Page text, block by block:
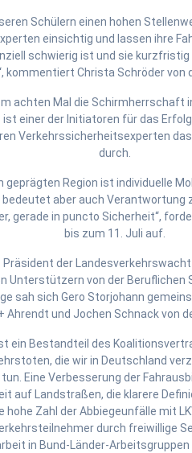
Schülern einen hohen
einsichtig und lassen ihre
schwierig ist und sie
kommentiert Christa Schröder von
achten Mal die Schirmherrschaft
einer der Initiatoren für das
Verkehrssicherheitsexperten
durch.
geprägten Region ist individuelle
bedeutet aber auch Verantwortung
gerade in puncto Sicherheit“,
bis zum 11. Juli auf.
Präsident der
Unterstützern von der Beruflichen
sah sich Gero Storjohann
Ahrendt und Jochen Schnack von
ein Bestandteil des
die wir in Deutschland
Eine Verbesserung der
auf Landstraßen, die klarere
hohe Zahl der Abbiegeunfälle mit
durch freiwillige
in Bund-Länder-